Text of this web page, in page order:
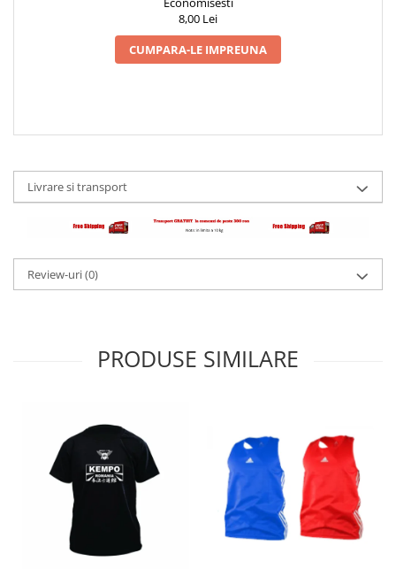
8,00 Lei
CUMPARA-LE IMPREUNA
Livrare si transport
Review-uri(0)
PRODUSE SIMILARE